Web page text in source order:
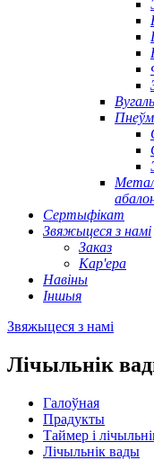
Сертыфікат
Звяжыцеся з намі
Заказ
Кар'ера
Навіны
Іншыя
Звяжыцеся з намі
Лічыльнік
Галоўная
Прадукты
Таймер і
Лічыльнік вады